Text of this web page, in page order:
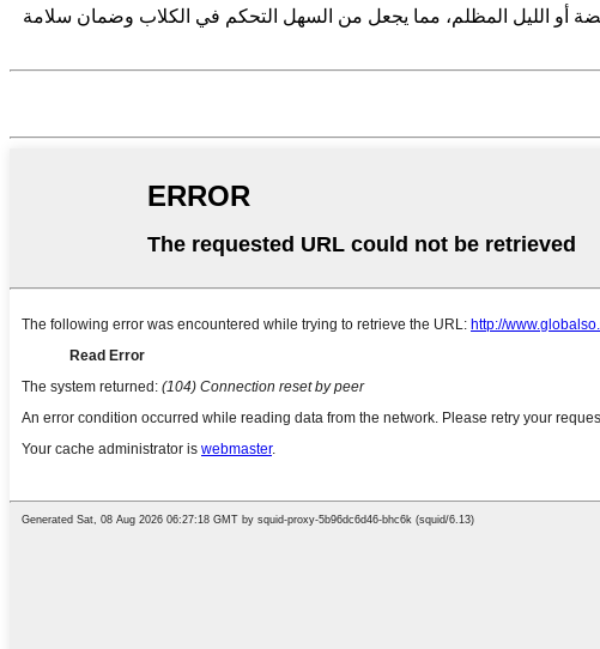
أو الليل المظلم، مما يجعل من السهل التحكم في الكلاب وضمان سلامة